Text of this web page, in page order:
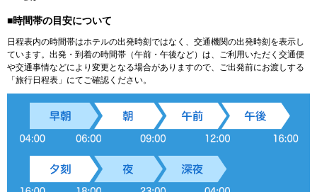
■時間帯の目安について
日程表内の時間帯はホテルの出発時刻ではなく、交通機関の出発時刻を表示し
ています。出発・到着の時間帯（午前・午後など）は、ご利用いただく交通便
や交通事情などにより変更となる場合がありますので、ご出発前にお渡しする
「旅行日程表」にてご確認ください。